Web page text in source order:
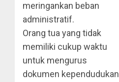
meringankan beban
administratif.
Orang tua yang tidak
memiliki cukup waktu
untuk mengurus
dokumen kependudukan